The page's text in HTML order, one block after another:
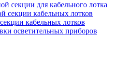
секции для кабельного лотка
кабельных лотков
осветительных приборов